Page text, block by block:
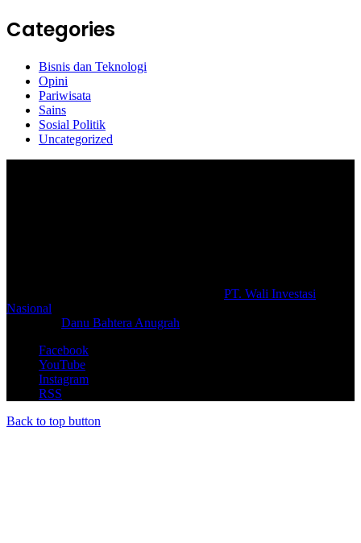
Categories
Bisnis dan Teknologi
Opini
Pariwisata
Sains
Sosial Politik
Uncategorized
PT. Wali Investasi
Nasional
Danu Bahtera Anugrah
Facebook
YouTube
Instagram
RSS
Back to top button